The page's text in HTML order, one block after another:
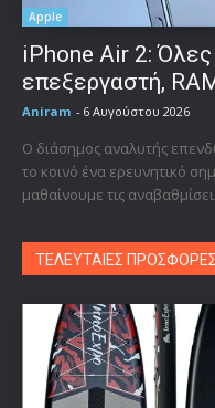
Apple
iPhone Air 2: Όλες
επεξεργαστή,
Aniram - 6 Αυγούστου 2026
Ο διάσημος αναλυτής
το κοινό ένα ερευνητικό
μαθαίνουμε τις
ΤΕΛΕΥΤΑΙΕΣ ΠΡΟΣΦΟΡΕΣ